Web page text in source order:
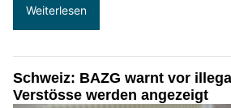
Weiterlesen
Schweiz: BAZG warnt vor
Verstösse werden angezeigt